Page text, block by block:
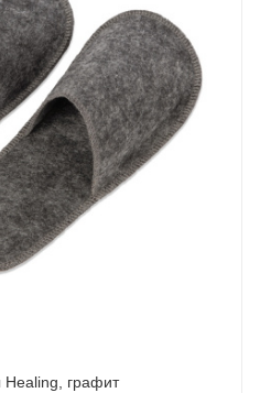
Healing, графит